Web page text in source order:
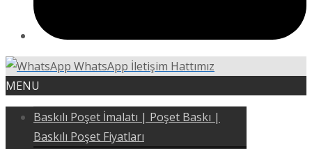
WhatsApp İletişim Hattımız
MENU
Baskılı Poşet İmalatı | Poşet Baskı |
Baskılı Poşet Fiyatları